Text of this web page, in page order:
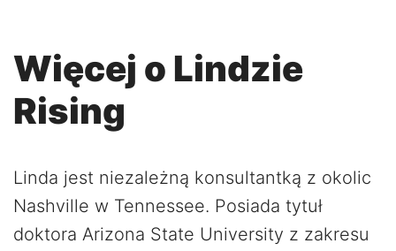
Więcej o Lindzie
Rising
Linda jest niezależną konsultantką z okolic
Nashville w Tennessee. Posiada tytuł
doktora Arizona State University z zakresu